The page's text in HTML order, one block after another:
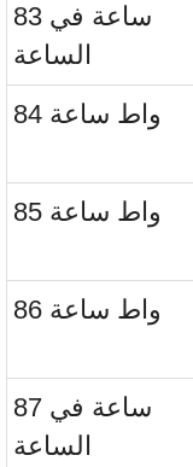
83 ساعة في
الساعة
84 واط ساعة
85 واط ساعة
86 واط ساعة
87 ساعة في
الساعة